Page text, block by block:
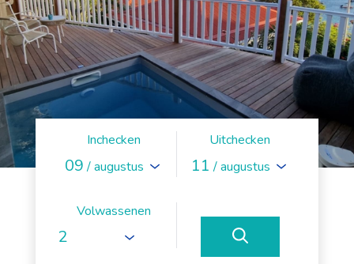
Inchecken
09 / augustus
Uitchecken
11 / augustus
Volwassenen